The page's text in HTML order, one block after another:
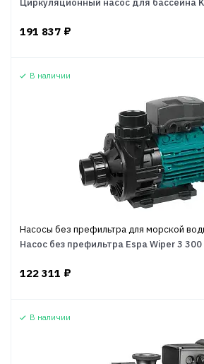
Циркуляционный насос для бассейна
191 837 ₽
В наличии
Насосы без префильтра для морской
Насос без префильтра Espa Wiper 3 300
122 311 ₽
В наличии